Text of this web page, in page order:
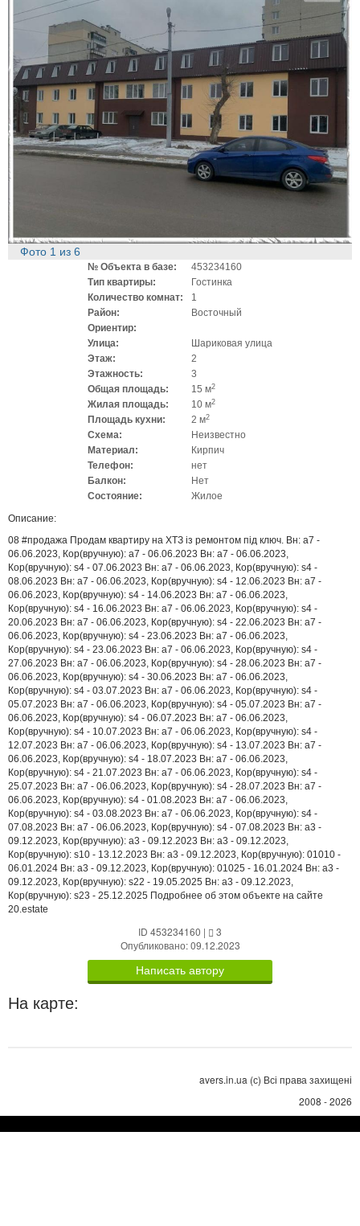
Фото 1 из 6
№ Объекта в базе:
453234160
Тип квартиры:
Гостинка
Количество комнат:
1
Район:
Восточный
Ориентир:
Улица:
Шариковая улица
Этаж:
2
Этажность:
3
Общая площадь:
15 м2
Жилая площадь: 10 м2
Площадь кухни: 2 м2
Схема:
Неизвестно
Материал:
Кирпич
Телефон:
нет
Балкон:
Нет
Состояние:
Жилое
Описание:
08 #продажа Продам квартиру на ХТЗ із ремонтом під ключ. Вн: a7 -
06.06.2023, Кор(вручную): a7 - 06.06.2023 Вн: a7 - 06.06.2023,
Кор(вручную): s4 - 07.06.2023 Вн: a7 - 06.06.2023, Кор(вручную): s4 -
08.06.2023 Вн: a7 - 06.06.2023, Кор(вручную): s4 - 12.06.2023 Вн: a7 -
06.06.2023, Кор(вручную): s4 - 14.06.2023 Вн: a7 - 06.06.2023,
Кор(вручную): s4 - 16.06.2023 Вн: a7 - 06.06.2023, Кор(вручную): s4 -
20.06.2023 Вн: a7 - 06.06.2023, Кор(вручную): s4 - 22.06.2023 Вн: a7 -
06.06.2023, Кор(вручную): s4 - 23.06.2023 Вн: a7 - 06.06.2023,
Кор(вручную): s4 - 23.06.2023 Вн: a7 - 06.06.2023, Кор(вручную): s4 -
27.06.2023 Вн: a7 - 06.06.2023, Кор(вручную): s4 - 28.06.2023 Вн: a7 -
06.06.2023, Кор(вручную): s4 - 30.06.2023 Вн: a7 - 06.06.2023,
Кор(вручную): s4 - 03.07.2023 Вн: a7 - 06.06.2023, Кор(вручную): s4 -
05.07.2023 Вн: a7 - 06.06.2023, Кор(вручную): s4 - 05.07.2023 Вн: a7 -
06.06.2023, Кор(вручную): s4 - 06.07.2023 Вн: a7 - 06.06.2023,
Кор(вручную): s4 - 10.07.2023 Вн: a7 - 06.06.2023, Кор(вручную): s4 -
12.07.2023 Вн: a7 - 06.06.2023, Кор(вручную): s4 - 13.07.2023 Вн: a7 -
06.06.2023, Кор(вручную): s4 - 18.07.2023 Вн: a7 - 06.06.2023,
Кор(вручную): s4 - 21.07.2023 Вн: a7 - 06.06.2023, Кор(вручную): s4 -
25.07.2023 Вн: a7 - 06.06.2023, Кор(вручную): s4 - 28.07.2023 Вн: a7 -
06.06.2023, Кор(вручную): s4 - 01.08.2023 Вн: a7 - 06.06.2023,
Кор(вручную): s4 - 03.08.2023 Вн: a7 - 06.06.2023, Кор(вручную): s4 -
07.08.2023 Вн: a7 - 06.06.2023, Кор(вручную): s4 - 07.08.2023 Вн: a3 -
09.12.2023, Кор(вручную): a3 - 09.12.2023 Вн: a3 - 09.12.2023,
Кор(вручную): s10 - 13.12.2023 Вн: a3 - 09.12.2023, Кор(вручную): 01010 -
06.01.2024 Вн: a3 - 09.12.2023, Кор(вручную): 01025 - 16.01.2024 Вн: a3 -
09.12.2023, Кор(вручную): s22 - 19.05.2025 Вн: a3 - 09.12.2023,
Кор(вручную): s23 - 25.12.2025 Подробнее об этом объекте на сайте
20.estate
ID 453234160 |
3
Опубликовано: 09.12.2023
Написать автору
На карте:
avers.in.ua (с) Всі права захищені
2008 - 2026